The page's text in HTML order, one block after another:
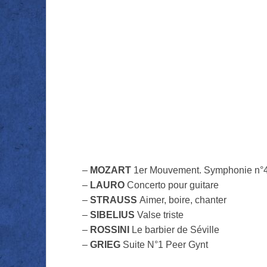
– MOZART1er Mouvement. Symphonie
– LAUROConcerto pour guitare
– STRAUSS Aimer, boire, chanter
– SIBELIUS Valse triste
– ROSSINI
Le barbier de Séville
– GRIEGSuite N°1 Peer Gynt